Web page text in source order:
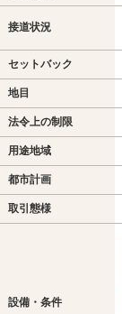
接道状況
セットバック
地目
法令上の制限
用途地域
都市計画
取引態様
設備・条件